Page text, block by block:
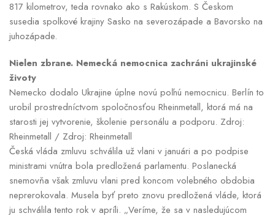
817 kilometrov, teda rovnako ako s Rakúskom. S Českom
susedia spolkové krajiny Sasko na severozápade a Bavorsko na
juhozápade.
Nielen zbrane. Nemecká nemocnica zachráni ukrajinské
životy
Nemecko dodalo Ukrajine úplne novú poľnú nemocnicu. Berlín to
urobil prostredníctvom spoločnosťou Rheinmetall, ktorá má na
starosti jej vytvorenie, školenie personálu a podporu. Zdroj:
Rheinmetall / Zdroj: Rheinmetall
Česká vláda zmluvu schválila už vlani v januári a po podpise
ministrami vnútra bola predložená parlamentu. Poslanecká
snemovňa však zmluvu vlani pred koncom volebného obdobia
neprerokovala. Musela byť preto znovu predložená vláde, ktorá
ju schválila tento rok v apríli. „Veríme, že sa v nasledujúcom